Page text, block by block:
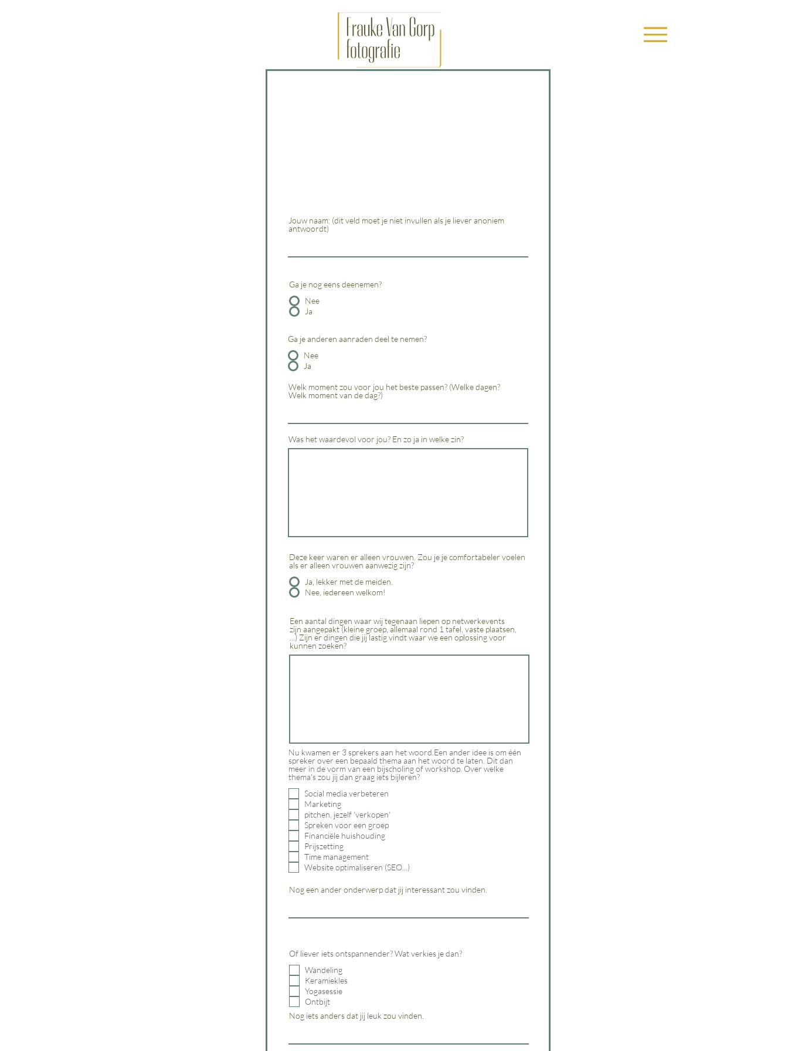
Jouw naam: (dit veld moet je niet invullen als je liever anoniem
antwoordt)
Ga je nog eens deenemen?
Nee
Ja
Ga je anderen aanraden deel te nemen?
Nee
Ja
Welk moment zou voor jou het beste passen? (Welke dagen?
Welk moment van de dag?)
Was het waardevol voor jou? En zo ja in welke zin?
Deze keer waren er alleen vrouwen. Zou je je comfortabeler voelen
als er alleen vrouwen aanwezig zijn?
Ja, lekker met de meiden.
Nee, iedereen welkom!
Een aantal dingen waar wij tegenaan liepen op netwerkevents
zijn aangepakt (kleine groep, allemaal rond 1 tafel, vaste plaatsen,
...) Zijn er dingen die jij lastig vindt waar we een oplossing voor
kunnen zoeken?
Nu kwamen er 3 sprekers aan het woord.Een ander idee is om één
spreker over een bepaald thema aan het woord te laten. Dit dan
meer in de vorm van een bijscholing of workshop. Over welke
thema's zou jij dan graag iets bijleren?
Social media verbeteren
Marketing
pitchen, jezelf 'verkopen'
Spreken voor een groep
Financiële huishouding
Prijszetting
Time management
Website optimaliseren (SEO...)
Nog een ander onderwerp dat jij interessant zou vinden.
Of liever iets ontspannender? Wat verkies je dan?
Wandeling
Keramiekles
Yogasessie
Ontbijt
Nog iets anders dat jij leuk zou vinden.